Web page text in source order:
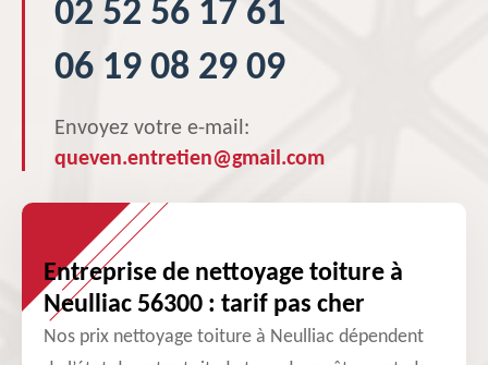
02 52 56 17 61
06 19 08 29 09
Envoyez votre e-mail:
queven.entretien@gmail.com
Entreprise de nettoyage toiture à
Neulliac 56300 : tarif pas cher
Nos prix nettoyage toiture à Neulliac dépendent